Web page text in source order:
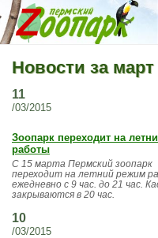
Новости за март
11
/03/2015
Зоопарк переходит на
работы
С 15 марта Пермский зоопарк
переходит на летний режим
ежедневно с 9 час. до 21 час.
закрываются в 20 час.
10
/03/2015